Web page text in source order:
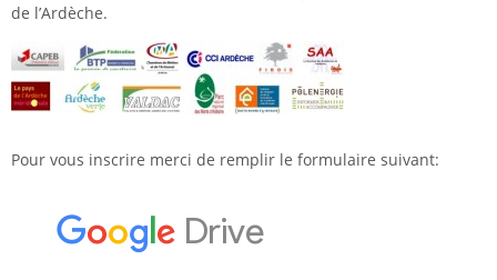
de l’Ardèche.
Pour vous inscrire merci de remplir le formulaire suivant: